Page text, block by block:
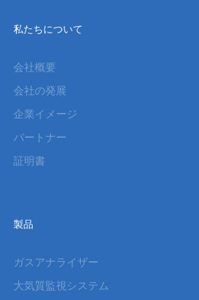
私たちについて
会社概要
会社の発展
企業イメージ
パートナー
証明書
製品
ガスアナライザー
大気質監視システム